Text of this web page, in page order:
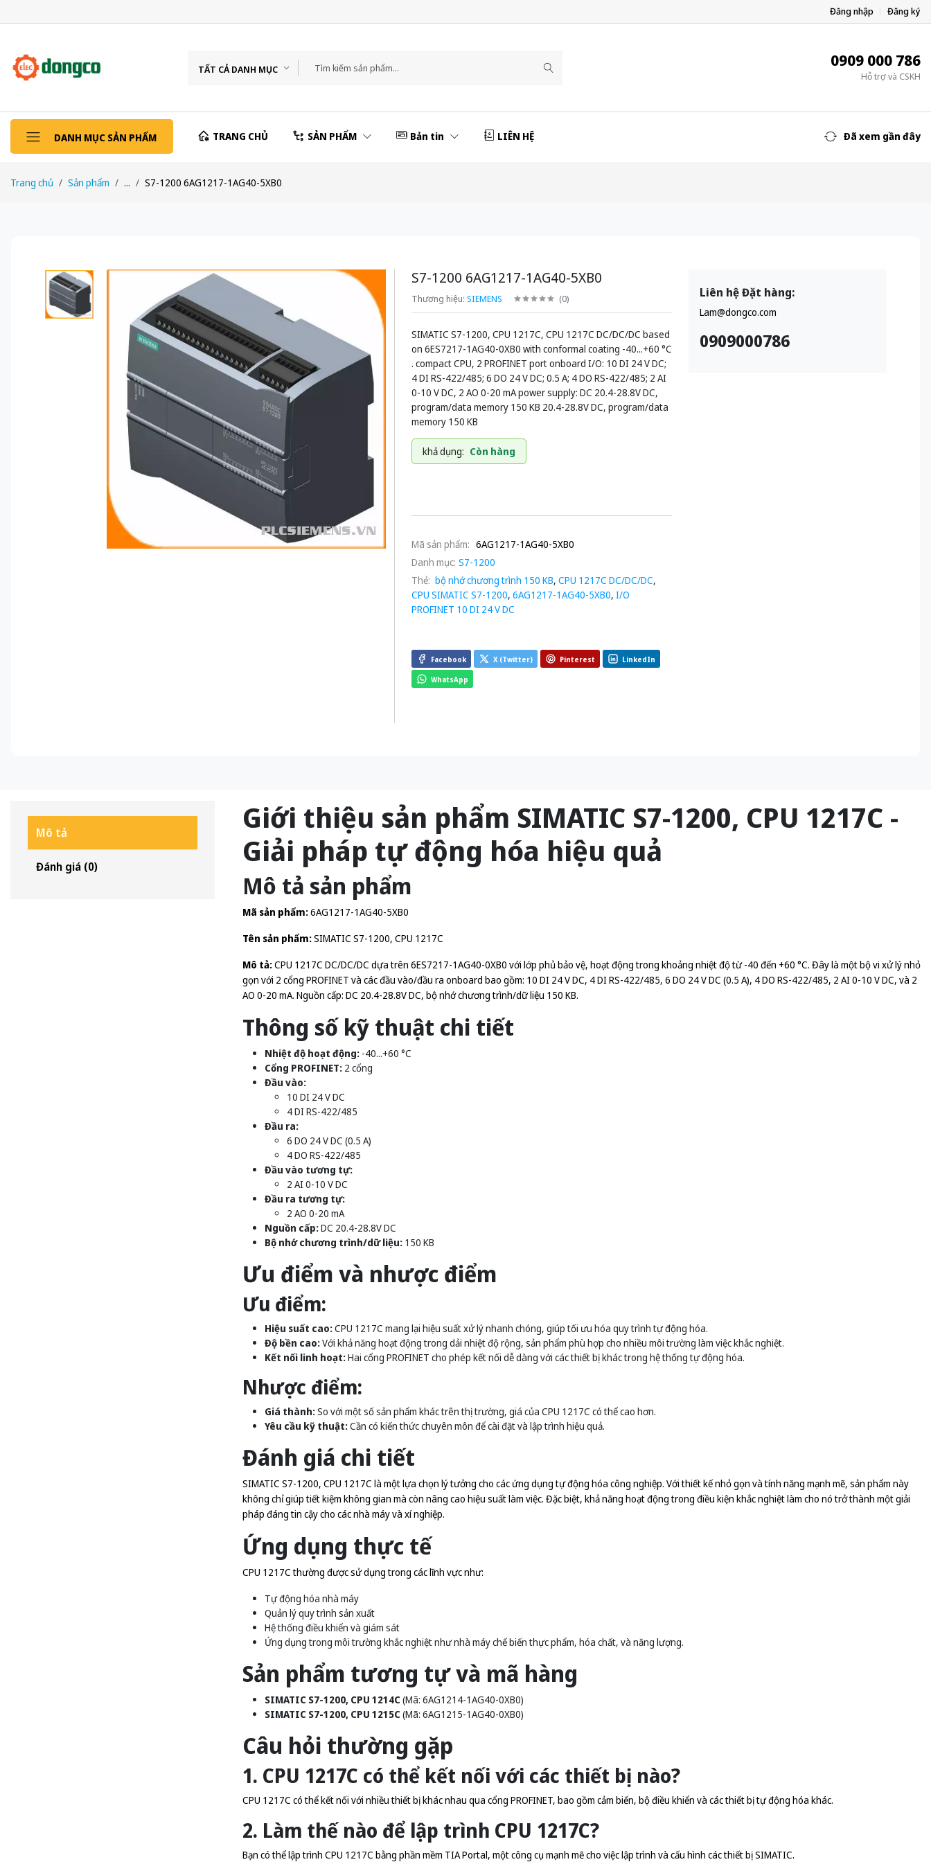
Đăng nhập Đăng ký
TẤT CẢ DANH MỤC 0909 000 786
Hỗ trợ và CSKH
DANH MỤC SẢN PHẨM TRANG CHỦ SẢN PHẨM Bản tin LIÊN HỆ Đã xem gần đây
Trang chủ Sản phẩm ... S7-1200 6AG1217-1AG40-5XB0
S7-1200 6AG1217-1AG40-5XB0
Thương hiệu: SIEMENS (0)
SIMATIC S7-1200, CPU 1217C, CPU 1217C DC/DC/DC based
on 6ES7217-1AG40-0XB0 with conformal coating -40...+60 °C
. compact CPU, 2 PROFINET port onboard I/O: 10 DI 24 V DC;
4 DI RS-422/485; 6 DO 24 V DC; 0.5 A; 4 DO RS-422/485; 2 AI
0-10 V DC, 2 AO 0-20 mA power supply: DC 20.4-28.8V DC,
program/data memory 150 KB 20.4-28.8V DC, program/data
memory 150 KB
khả dụng: Còn hàng
Mã sản phẩm: 6AG1217-1AG40-5XB0
Danh mục: S7-1200
Thẻ: bộ nhớ chương trình 150 KB, CPU 1217C DC/DC/DC,
CPU SIMATIC S7-1200, 6AG1217-1AG40-5XB0, I/O
PROFINET 10 DI 24 V DC
Facebook X (Twitter) Pinterest LinkedIn
WhatsApp
Liên hệ Đặt hàng:
Lam@dongco.com
0909000786
Mô tả
Đánh giá (0)
Giới thiệu sản phẩm SIMATIC S7-1200, CPU 1217C -
Giải pháp tự động hóa hiệu quả
Mô tả sản phẩm
Mã sản phẩm:6AG1217-1AG40-5XB0
Tên sản phẩm:SIMATIC S7-1200, CPU 1217C
Mô tả:CPU 1217C DC/DC/DC dựa trên 6ES7217-1AG40-0XB0 với lớp phủ bảo vệ, hoạt động trong khoảng nhiệt độ từ -40 đến +60 °C. Đây là một bộ vi xử lý nhỏ
gọn với 2 cổng PROFINET và các đầu vào/đầu ra onboard bao gồm: 10 DI 24 V DC, 4 DI RS-422/485, 6 DO 24 V DC (0.5 A), 4 DO RS-422/485, 2 AI 0-10 V DC, và 2
AO 0-20 mA. Nguồn cấp: DC 20.4-28.8V DC, bộ nhớ chương trình/dữ liệu 150 KB.
Thông số kỹ thuật chi tiết
Nhiệt độ hoạt động:-40...+60 °C
Cổng PROFINET:2 cổng
Đầu vào:
10 DI 24 V DC
4 DI RS-422/485
Đầu ra:
6 DO 24 V DC (0.5 A)
4 DO RS-422/485
Đầu vào tương tự:
2 AI 0-10 V DC
Đầu ra tương tự:
2 AO 0-20 mA
Nguồn cấp:DC 20.4-28.8V DC
Bộ nhớ chương trình/dữ liệu:150 KB
Ưu điểm và nhược điểm
Ưu điểm:
Hiệu suất cao:CPU 1217C mang lại hiệu suất xử lý nhanh chóng, giúp tối ưu hóa quy trình tự động hóa.
Độ bền cao:Với khả năng hoạt động trong dải nhiệt độ rộng, sản phẩm phù hợp cho nhiều môi trường làm việc khắc nghiệt.
Kết nối linh hoạt:Hai cổng PROFINET cho phép kết nối dễ dàng với các thiết bị khác trong hệ thống tự động hóa.
Nhược điểm:
Giá thành:So với một số sản phẩm khác trên thị trường, giá của CPU 1217C có thể cao hơn.
Yêu cầu kỹ thuật:Cần có kiến thức chuyên môn để cài đặt và lập trình hiệu quả.
Đánh giá chi tiết
SIMATIC S7-1200, CPU 1217C là một lựa chọn lý tưởng cho các ứng dụng tự động hóa công nghiệp. Với thiết kế nhỏ gọn và tính năng mạnh mẽ, sản phẩm này
không chỉ giúp tiết kiệm không gian mà còn nâng cao hiệu suất làm việc. Đặc biệt, khả năng hoạt động trong điều kiện khắc nghiệt làm cho nó trở thành một giải
pháp đáng tin cậy cho các nhà máy và xí nghiệp.
Ứng dụng thực tế
CPU 1217C thường được sử dụng trong các lĩnh vực như:
Tự động hóa nhà máy
Quản lý quy trình sản xuất
Hệ thống điều khiển và giám sát
Ứng dụng trong môi trường khắc nghiệt như nhà máy chế biến thực phẩm, hóa chất, và năng lượng.
Sản phẩm tương tự và mã hàng
SIMATIC S7-1200, CPU 1214C(Mã: 6AG1214-1AG40-0XB0)
SIMATIC S7-1200, CPU 1215C(Mã: 6AG1215-1AG40-0XB0)
Câu hỏi thường gặp
1. CPU 1217C có thể kết nối với các thiết bị nào?
CPU 1217C có thể kết nối với nhiều thiết bị khác nhau qua cổng PROFINET, bao gồm cảm biến, bộ điều khiển và các thiết bị tự động hóa khác.
2. Làm thế nào để lập trình CPU 1217C?
Bạn có thể lập trình CPU 1217C bằng phần mềm TIA Portal, một công cụ mạnh mẽ cho việc lập trình và cấu hình các thiết bị SIMATIC.